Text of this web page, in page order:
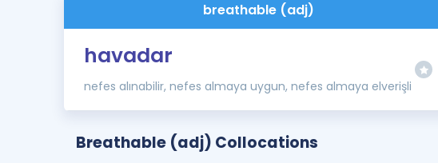
breathable (adj)
havadar
nefes alınabilir, nefes almaya uygun, nefes almaya elverişli
Breathable (adj) Collocations